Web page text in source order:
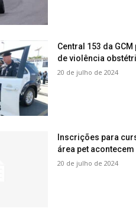
Central 153 da
de violência
20 de julho de 2024
Inscrições para
área pet
20 de julho de 2024